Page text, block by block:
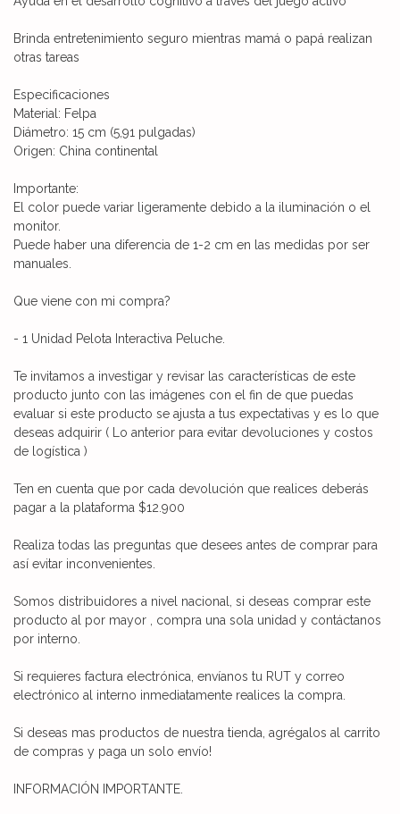
Brinda entretenimiento seguro mientras mamá o papá realizan
otras tareas
Especificaciones
Material: Felpa
Diámetro: 15 cm (5,91 pulgadas)
Origen: China continental
Importante:
El color puede variar ligeramente debido a la iluminación o el
monitor.
Puede haber una diferencia de 1-2 cm en las medidas por ser
manuales.
Que viene con mi compra?
- 1 Unidad Pelota Interactiva Peluche.
Te invitamos a investigar y revisar las características de este
producto junto con las imágenes con el fin de que puedas
evaluar si este producto se ajusta a tus expectativas y es lo que
deseas adquirir ( Lo anterior para evitar devoluciones y costos
de logística )
Ten en cuenta que por cada devolución que realices deberás
pagar a la plataforma $12.900
Realiza todas las preguntas que desees antes de comprar para
así evitar inconvenientes.
Somos distribuidores a nivel nacional, si deseas comprar este
producto al por mayor , compra una sola unidad y contáctanos
por interno.
Si requieres factura electrónica, envíanos tu RUT y correo
electrónico al interno inmediatamente realices la compra.
Si deseas mas productos de nuestra tienda, agrégalos al carrito
de compras y paga un solo envío!
INFORMACIÓN IMPORTANTE.